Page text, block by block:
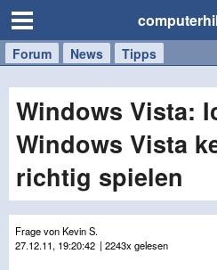
Forum News Tipps
Handy
Tablet
Windows
Mac
Windows Vista:
Windows Vista
richtig spielen
Frage von Kevin S.
27.12.11, 19:20:42 | 2243x gelesen